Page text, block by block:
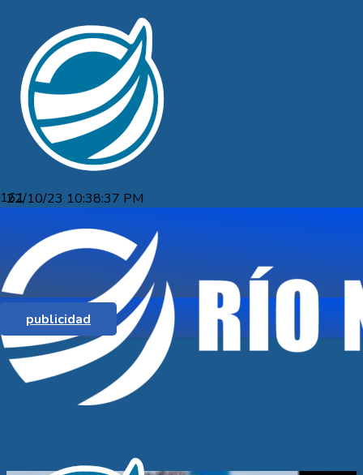
publicidad
22/10/23 10:38:37 PM
BALOTAJE PRESIDENCIAL EN
ARGENTINA, MASSA – MILEI